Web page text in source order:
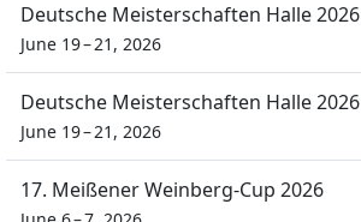
Deutsche Meisterschaften Halle 2026
June 19 – 21, 2026
Deutsche Meisterschaften Halle 2026
June 19 – 21, 2026
17. Meißener Weinberg-Cup 2026